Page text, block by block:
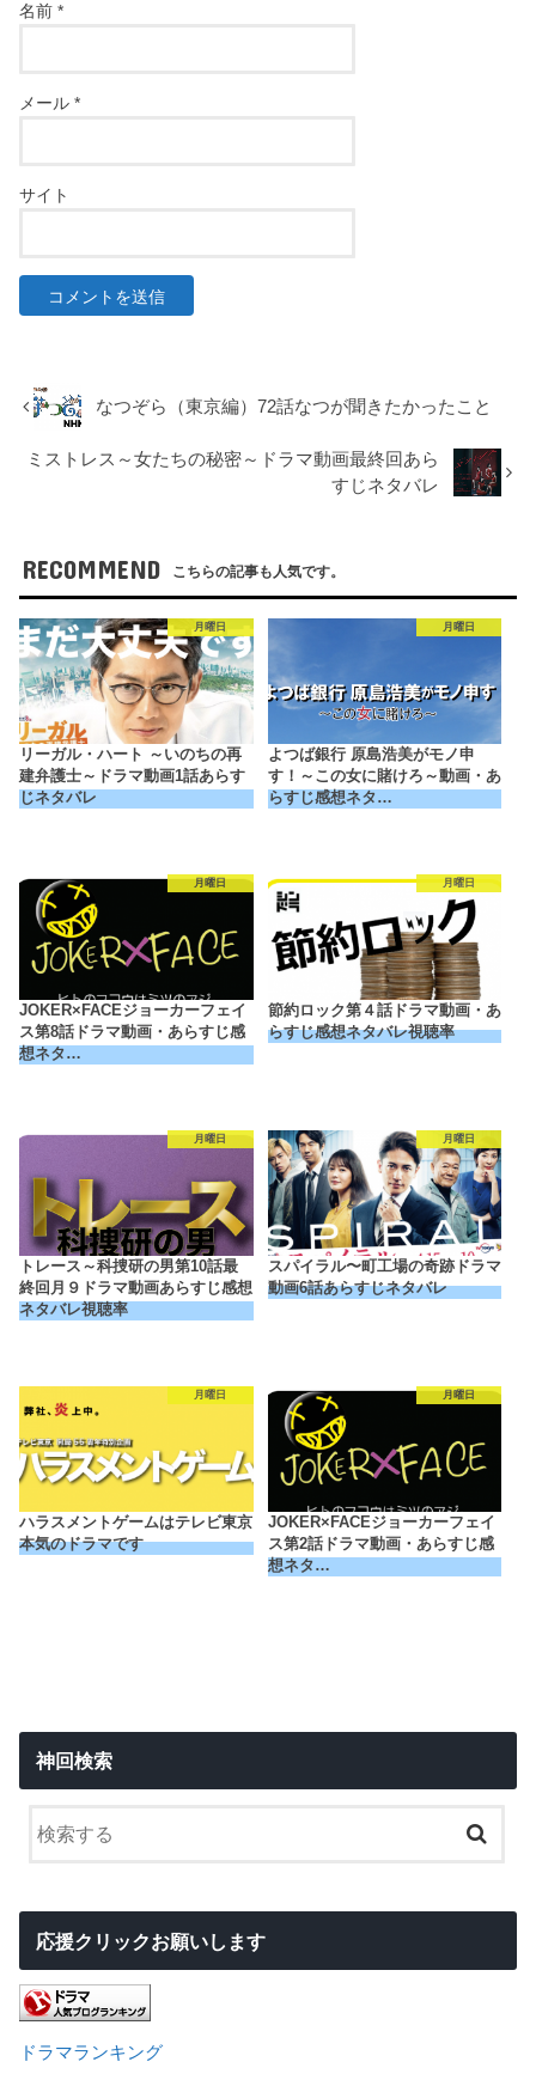
名前*
メール*
サイト
なつぞら（東京編）72話なつが聞きたかったこと
ミストレス～女たちの秘密～ドラマ動画最終回あら
すじネタバレ
RECOMMEND こちらの記事も人気です。
月曜日
リーガル・ハート ～いのちの再
建弁護士～ドラマ動画1話あらす
じネタバレ
月曜日
よつば銀行 原島浩美がモノ申
す！～この女に賭けろ～動画・あ
らすじ感想ネタ…
月曜日
JOKER×FACEジョーカーフェイ
ス第8話ドラマ動画・あらすじ感
想ネタ…
月曜日
節約ロック第４話ドラマ動画・あ
らすじ感想ネタバレ視聴率
月曜日
トレース～科捜研の男第10話最
終回月９ドラマ動画あらすじ感想
ネタバレ視聴率
月曜日
スパイラル〜町工場の奇跡ドラマ
動画6話あらすじネタバレ
月曜日
ハラスメントゲームはテレビ東京
本気のドラマです
月曜日
JOKER×FACEジョーカーフェイ
ス第2話ドラマ動画・あらすじ感
想ネタ…
神回検索
応援クリックお願いします
ドラマランキング